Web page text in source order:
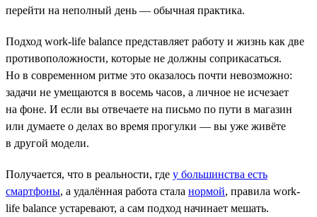
перейти на неполный день — обычная практика.
Подход work-life balance представляет работу и жизнь как две
противоположности, которые не должны соприкасаться.
Но в современном ритме это оказалось почти невозможно:
задачи не умещаются в восемь часов, а личное не исчезает
на фоне. И если вы отвечаете на письмо по пути в магазин
или думаете о делах во время прогулки — вы уже живёте
в другой модели.
Получается, что в реальности, где у большинства есть
смартфоны, а удалённая работа стала нормой, правила work-
life balance устаревают, а сам подход начинает мешать.